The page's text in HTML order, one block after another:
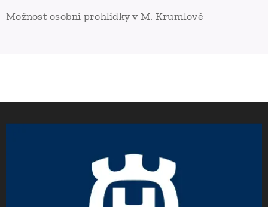
Možnost osobní prohlídky v M. Krumlově